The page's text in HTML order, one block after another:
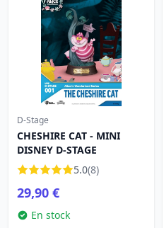
D-Stage
CHESHIRE CAT - MINI
DISNEY D-STAGE
5.0(8)
29,90 €
En stock